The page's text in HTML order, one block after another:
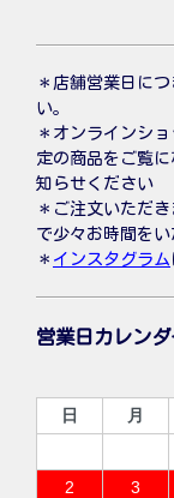
＊店舗営業日に
い。
＊オンラインシ
定の商品をご覧
知らせください
＊ご注文いただ
で少々お時間をい
＊ インスタグラム
営業日カレンダ
日
月
2
3